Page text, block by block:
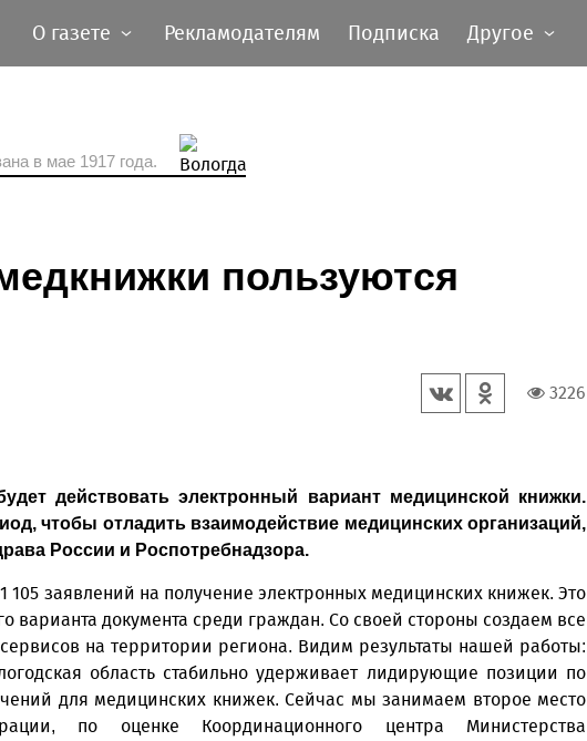
О газете Рекламодателям Подписка Другое
в мае 1917 года.
пользуются
3226
действовать электронный вариант медицинской книжки.
чтобы отладить взаимодействие медицинских организаций,
России и Роспотребнадзора.
105 заявлений на получение электронных медицинских книжек. Это
варианта документа среди граждан. Со своей стороны создаем все
на территории региона. Видим результаты нашей работы:
область стабильно удерживает лидирующие позиции по
для медицинских книжек. Сейчас мы занимаем второе место
по оценке Координационного центра Министерства